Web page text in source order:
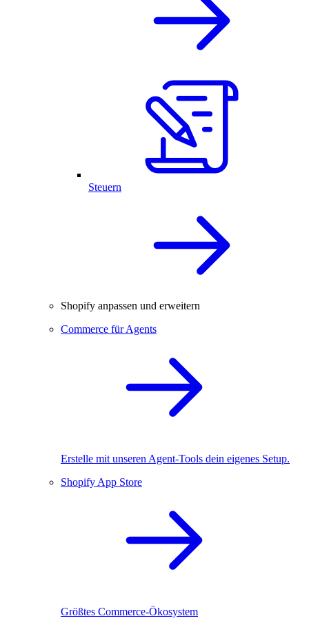
Steuern
Shopify anpassen und erweitern
Commerce für Agents
Erstelle mit unseren Agent-Tools dein eigenes Setup.
Shopify App Store
Größtes Commerce-Ökosystem